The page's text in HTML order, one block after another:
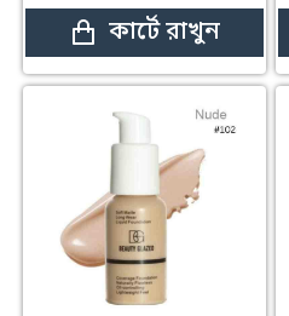
কার্টে রাখুন